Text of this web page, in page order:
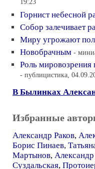
19:23
Горнист небесной
Собор залечивает
Миру угрожают
Новобрачным -
Роль мировозрения
- публицистика,
В Былинках
Избранные
Александр Раков,
Борис Пинаев,
Мартынов,
Суздальская,